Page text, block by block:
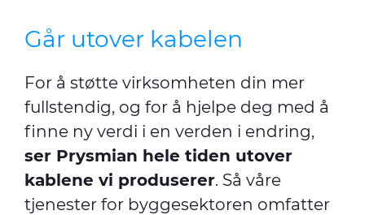
Går utover kabelen
For å støtte virksomheten din mer
fullstendig, og for å hjelpe deg med å
finne ny verdi i en verden i endring,
ser Prysmian hele tiden utover
kablene vi produserer. Så våre
tjenester for byggesektoren omfatter